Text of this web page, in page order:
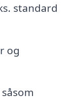
standard
og